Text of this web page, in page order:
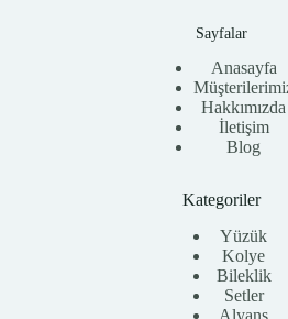
Sayfalar
Anasayfa
Hakkımızda
İletişim
Blog
Kategoriler
Yüzük
Kolye
Bileklik
Setler